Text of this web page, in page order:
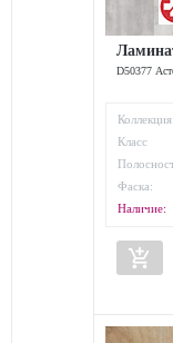
D50377
Коллекция:
Класс
Фаска:
Наличие:
add_shopping_cart